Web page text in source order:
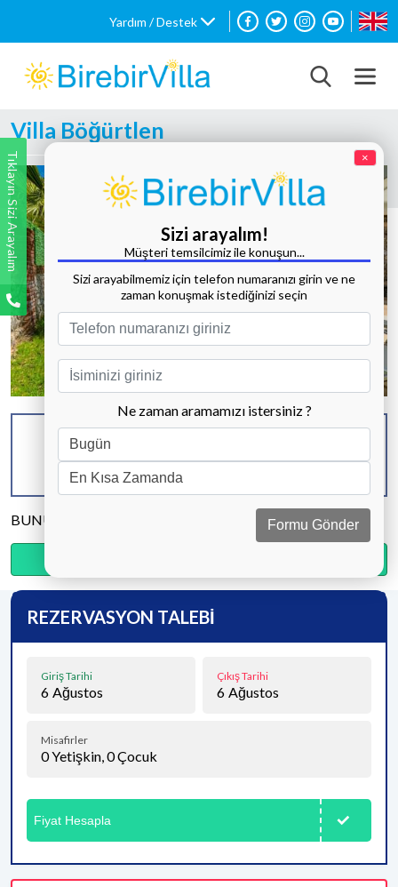
Yardım / Destek
Villa Böğürtlen
Tüm Fotoğrafları Göster
KAPASİTE
4 KİŞİ
BANYO & WC
2 ADET
YATAK ODASI
BUNU PAYLAŞ
REZERVASYON TALEBİ
Giriş Tarihi
6 Ağustos
Çıkış Tarihi
6 Ağustos
Misafirler
0Yetişkin,0Çocuk
Fiyat Hesapla
Tıklayın Sizi Arayalım ×
Sizi arayalım!
Müşteri temsilcimiz ile konuşun...
Sizi arayabilmemiz için telefon numaranızı girin ve ne
zaman konuşmak istediğinizi seçin
Ne zaman aramamızı istersiniz ?
Formu Gönder